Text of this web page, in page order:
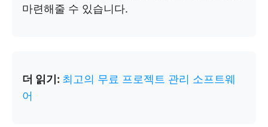
마련해줄 수 있습니다.
더 읽기: 최고의 무료 프로젝트 관리 소프트웨
어